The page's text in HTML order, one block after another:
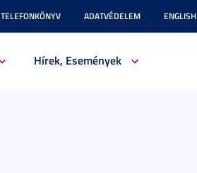
TELEFONKÖNYV ADATVÉDELEM ENGLISH
Hírek, Események